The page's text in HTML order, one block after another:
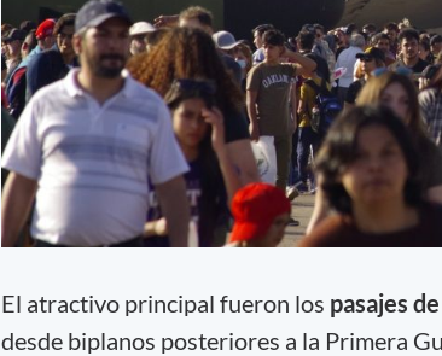
El atractivo principal fueron los pasajes
desde biplanos posteriores a la Primera